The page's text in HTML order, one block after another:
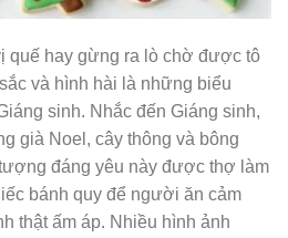
quế hay gừng ra lò chờ được tô
và hình hài là những biểu
sinh. Nhắc đến Giáng sinh,
già Noel, cây thông và bông
đáng yêu này được thợ làm
bánh quy để người ăn cảm
thật ấm áp. Nhiều hình ảnh